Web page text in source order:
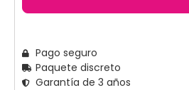
Pago seguro
Paquete discreto
Garantía de 3 años